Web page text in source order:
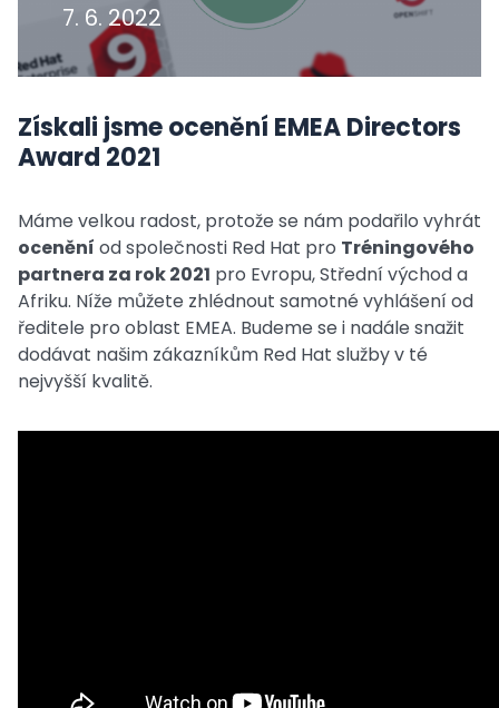
7. 6. 2022
Získali jsme ocenění EMEA Directors
Award 2021
Máme velkou radost, protože se nám podařilo vyhrát
ocenění od společnosti Red Hat pro Tréningového
partnera za rok 2021 pro Evropu, Střední východ a
Afriku. Níže můžete zhlédnout samotné vyhlášení od
ředitele pro oblast EMEA. Budeme se i nadále snažit
dodávat našim zákazníkům Red Hat služby v té
nejvyšší kvalitě.